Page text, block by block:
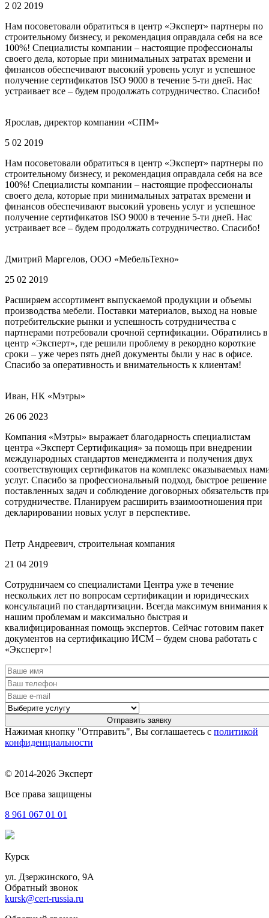
2 02 2019
Нам посоветовали обратиться в центр «Эксперт» партнеры по
строительному бизнесу, и рекомендация оправдала себя на все
100%! Специалисты компании – настоящие профессионалы
своего дела, которые при минимальных затратах времени и
финансов обеспечивают высокий уровень услуг и успешное
получение сертификатов ISO 9000 в течение 5-ти дней. Нас
устраивает все – будем продолжать сотрудничество. Спасибо!
Ярослав, директор компании «СПМ»
5 02 2019
Нам посоветовали обратиться в центр «Эксперт» партнеры по
строительному бизнесу, и рекомендация оправдала себя на все
100%! Специалисты компании – настоящие профессионалы
своего дела, которые при минимальных затратах времени и
финансов обеспечивают высокий уровень услуг и успешное
получение сертификатов ISO 9000 в течение 5-ти дней. Нас
устраивает все – будем продолжать сотрудничество. Спасибо!
Дмитрий Маргелов, ООО «МебельТехно»
25 02 2019
Расширяем ассортимент выпускаемой продукции и объемы
производства мебели. Поставки материалов, выход на новые
потребительские рынки и успешность сотрудничества с
партнерами потребовали срочной сертификации. Обратились в
центр «Эксперт», где решили проблему в рекордно короткие
сроки – уже через пять дней документы были у нас в офисе.
Спасибо за оперативность и внимательность к клиентам!
Иван, НК «Мэтры»
26 06 2023
Компания «Мэтры» выражает благодарность специалистам
центра «Эксперт Сертификация» за помощь при внедрении
международных стандартов менеджмента и получения двух
соответствующих сертификатов на комплекс оказываемых
услуг. Спасибо за профессиональный подход, быстрое решение
поставленных задач и соблюдение договорных обязательств
сотрудничестве. Планируем расширить взаимоотношения при
декларировании новых услуг в перспективе.
Петр Андреевич, строительная компания
21 04 2019
Сотрудничаем со специалистами Центра уже в течение
нескольких лет по вопросам сертификации и юридических
консультаций по стандартизации. Всегда максимум внимания к
нашим проблемам и максимально быстрая и
квалифицированная помощь экспертов. Сейчас готовим пакет
документов на сертификацию ИСМ – будем снова работать с
«Эксперт»!
Нажимая кнопку "Отправить", Вы соглашаетесь с политикой
конфиденциальности
© 2014-2026 Эксперт
Все права защищены
8 961 067 01 01
Курск
ул. Дзержинского, 9А
Обратный звонок
kursk@cert-russia.ru